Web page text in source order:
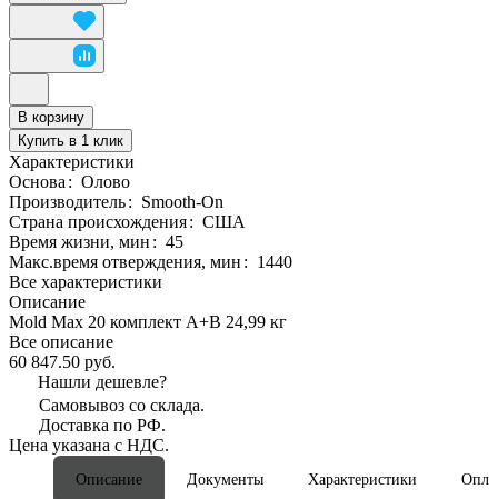
В корзину
Купить в 1 клик
Характеристики
Основа : Олово
Производитель: Smooth-On
Страна происхождения: США
Время жизни, мин : 45
Макс.время отверждения, мин : 1440
Все характеристики
Описание
Mold Max 20 комплект А+B 24,99 кг
Все описание
60 847.50 руб.
Нашли дешевле?
Самовывоз со склада.
Доставка по РФ.
Цена указана с НДС.
Описание Документы Характеристики